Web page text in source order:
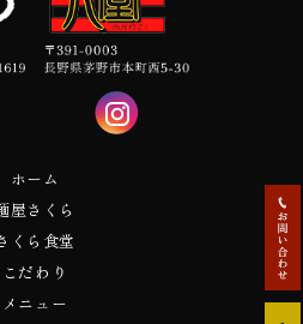
ホーム
屋さくら
くら食堂
こだわり
メニュー